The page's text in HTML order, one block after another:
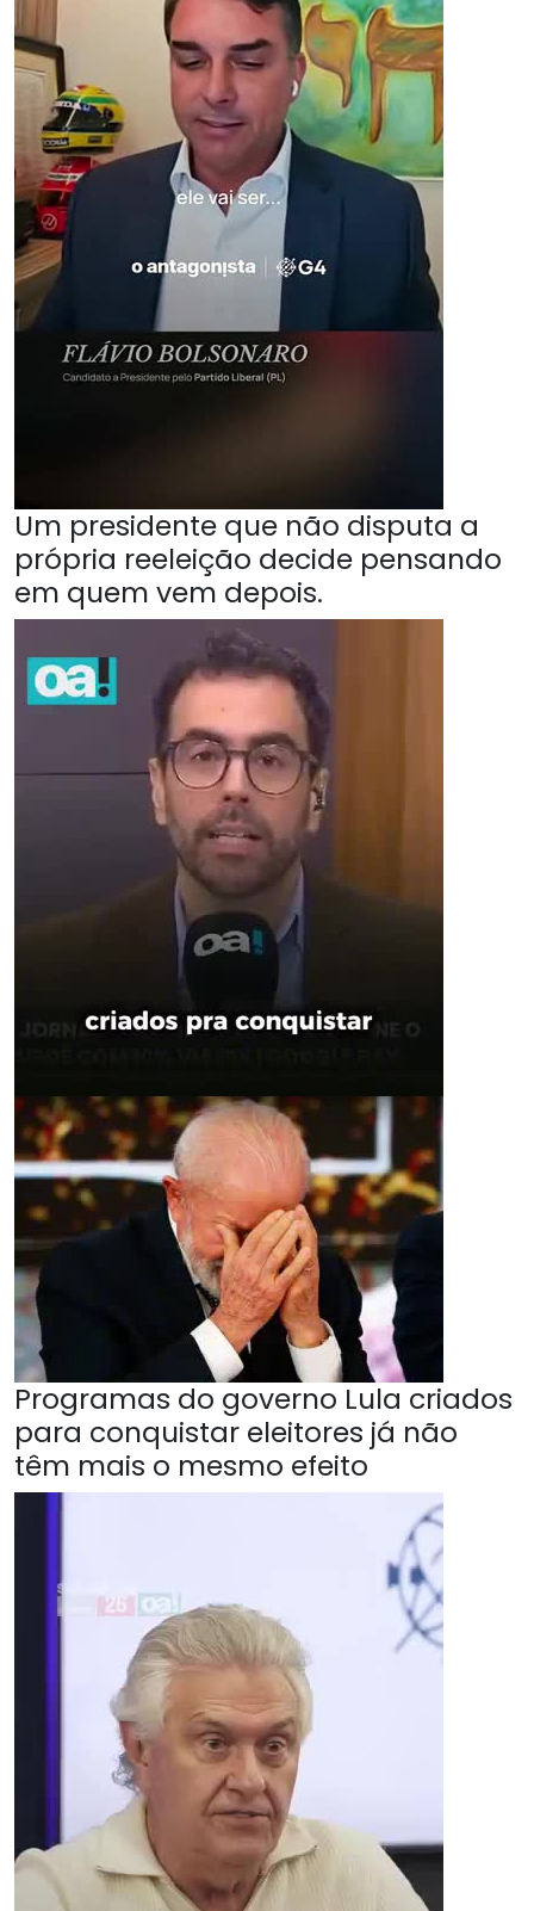
Um presidente que não disputa a
própria reeleição decide pensando
em quem vem depois.
Programas do governo Lula criados
para conquistar eleitores já não
têm mais o mesmo efeito